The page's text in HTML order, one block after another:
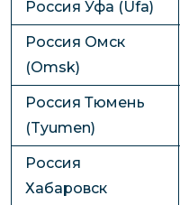
Россия Уфа (Ufa)
Россия Омск
(Omsk)
Россия Тюмень
(Tyumen)
Россия
Хабаровск